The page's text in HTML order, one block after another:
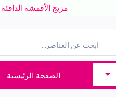
مزيج الأقمشة الدافئة و
الصفحة الرئيسية